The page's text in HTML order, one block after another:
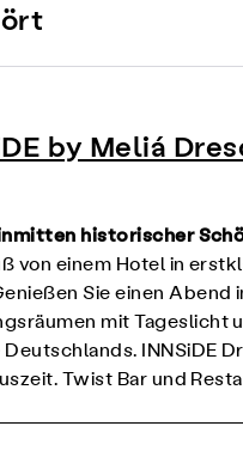
by Meliá
historischer
von einem Hotel in
Sie einen
mit Tageslicht
Deutschlands. INNSiDE
Twist Bar und